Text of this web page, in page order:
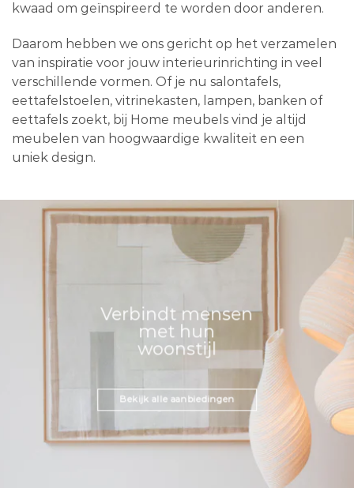
kwaad om geïnspireerd te worden door anderen.
Daarom hebben we ons gericht op het verzamelen
van inspiratie voor jouw interieurinrichting in veel
verschillende vormen. Of je nu salontafels,
eettafelstoelen, vitrinekasten, lampen, banken of
eettafels zoekt, bij Home meubels vind je altijd
meubelen van hoogwaardige kwaliteit en een
uniek design.
Verbindt mensen
met hun
woonstijl
Bekijk alle aanbiedingen